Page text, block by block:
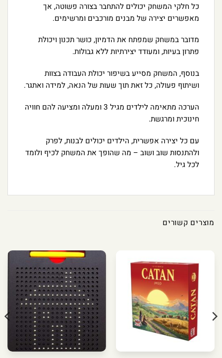
כל חלקי המשחק יכולים להתחבר בצורה פשוטה, אך
מאפשרים יצירה של מבנים מורכבים ומרשימים.
מדובר במשחק שמפתח את הדמיון, כושר תכנון ויכולת
פתרון בעיות, ומעודד יצירתיות ללא גבולות.
בנוסף, המשחק מסייע בשיפור יכולת העבודה בצוות
ושיתוף פעולה, כל זאת תוך שעות של הנאה, למידה ואתגר.
הערכה מתאימה לילדים מגיל 3 ומעלה ומציעה להם חוויה
חינוכית ומרגשת.
עם כל יצירה אפשרית, הילדים יכולים לבנות, לפרק
ולהתנסות שוב ושוב – מה שהופך את המשחק לכיף ולומד
לכל גיל.
מוצרים קשורים